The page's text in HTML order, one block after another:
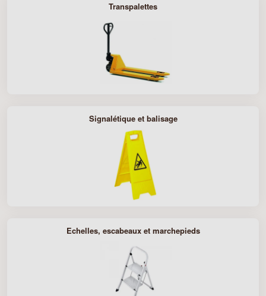
Transpalettes
Signalétique et balisage
Echelles, escabeaux et marchepieds